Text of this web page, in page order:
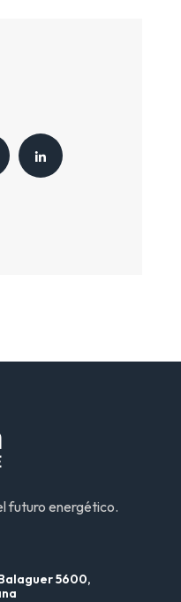
futuro energético.
5600,